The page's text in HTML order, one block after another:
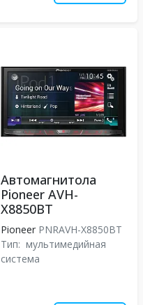
Автомагнитола
Pioneer AVH-
X8850BT
Pioneer PNRAVH-X8850BT
Тип: мультимедийная
система